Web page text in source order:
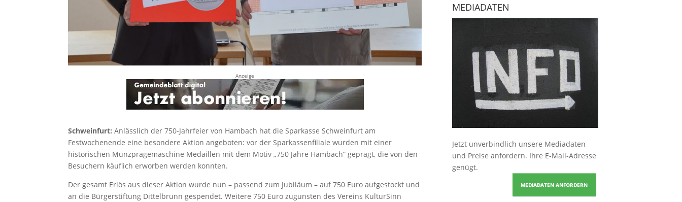
Anzeige
Schweinfurt:Anlässlich der 750-Jahrfeier von Hambach hat die Sparkasse Schweinfurt am
Festwochenende eine besondere Aktion angeboten: vor der Sparkassenfiliale wurden mit einer
historischen Münzprägemaschine Medaillen mit dem Motiv „750 Jahre Hambach“ geprägt, die von den
Besuchern käuflich erworben werden konnten.
Der gesamt Erlös aus dieser Aktion wurde nun – passend zum Jubiläum – auf 750 Euro aufgestockt und
an die Bürgerstiftung Dittelbrunn gespendet. Weitere 750 Euro zugunsten des Vereins KulturSinn
MEDIADATEN
Jetzt unverbindlich unsere Mediadaten
und Preise anfordern. Ihre E-Mail-Adresse
genügt.
MEDIADATEN ANFORDERN